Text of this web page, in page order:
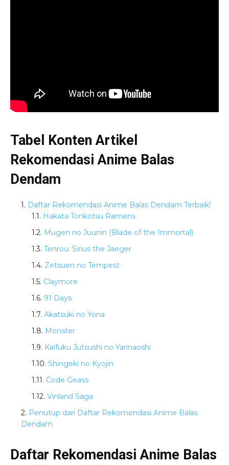
Tabel Konten Artikel
Rekomendasi Anime Balas
Dendam
Daftar Rekomendasi Anime Balas Dendam Terbaik!
Hakata Tonkotsu Ramens
Mugen no Juunin (Blade of the Immortal)
Tenrou: Sirius the Jaeger
Zetsuen no Tempest
Claymore
91 Days
Akatsuki no Yona
Monster
Kaifuku Jutsushi no Yarinaoshi
Shingeki no Kyojin
Code Geass
Vinland Saga
Penutup dari Daftar Rekomendasi Anime Balas
Dendam
Daftar Rekomendasi Anime Balas